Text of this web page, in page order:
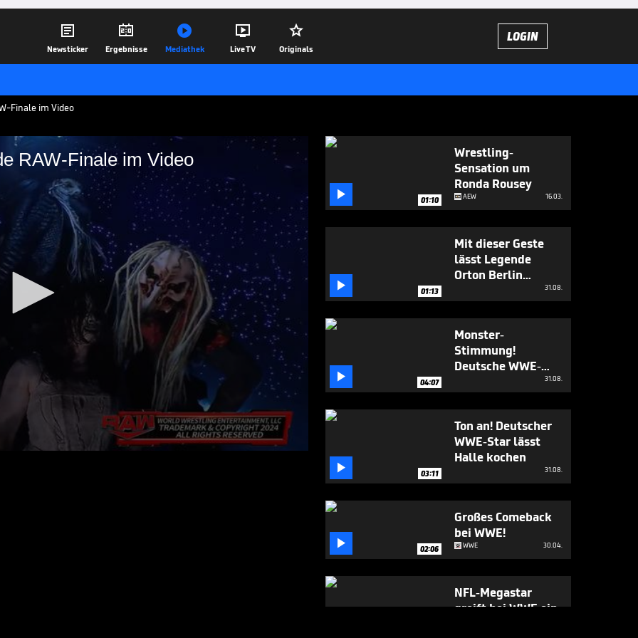

Newsticker

Ergebnisse

Mediathek

Live TV

Originals
LOGIN
Finale im Video
RAW-Finale im Video
RAW-Finale im
seinen tragisch verstorbenen Bruder
Night RAW debütiert die neue,
18.06.24
 01:10
Wrestling-
Sensation um
Ronda Rousey
AEW 16.03.
 01:13
Mit dieser Geste
lässt Legende
Orton Berlin
31.08.
 04:07
Monster-
Stimmung!
Deutsche WWE-
Halle kochen
31.08.
 03:11
Ton an! Deutscher
WWE-Star lässt
Halle kochen
31.08.
 02:06
Großes Comeback
bei WWE!
WWE 30.04.
NFL-Megastar
greift bei WWE ein